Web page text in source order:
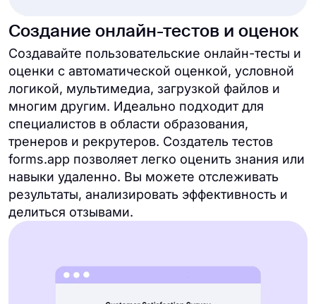
Создание онлайн-тестов и оценок
Создавайте пользовательские онлайн-тесты и
оценки с автоматической оценкой, условной
логикой, мультимедиа, загрузкой файлов и
многим другим. Идеально подходит для
специалистов в области образования,
тренеров и рекрутеров. Создатель тестов
forms.app позволяет легко оценить знания или
навыки удаленно. Вы можете отслеживать
результаты, анализировать эффективность и
делиться отзывами.